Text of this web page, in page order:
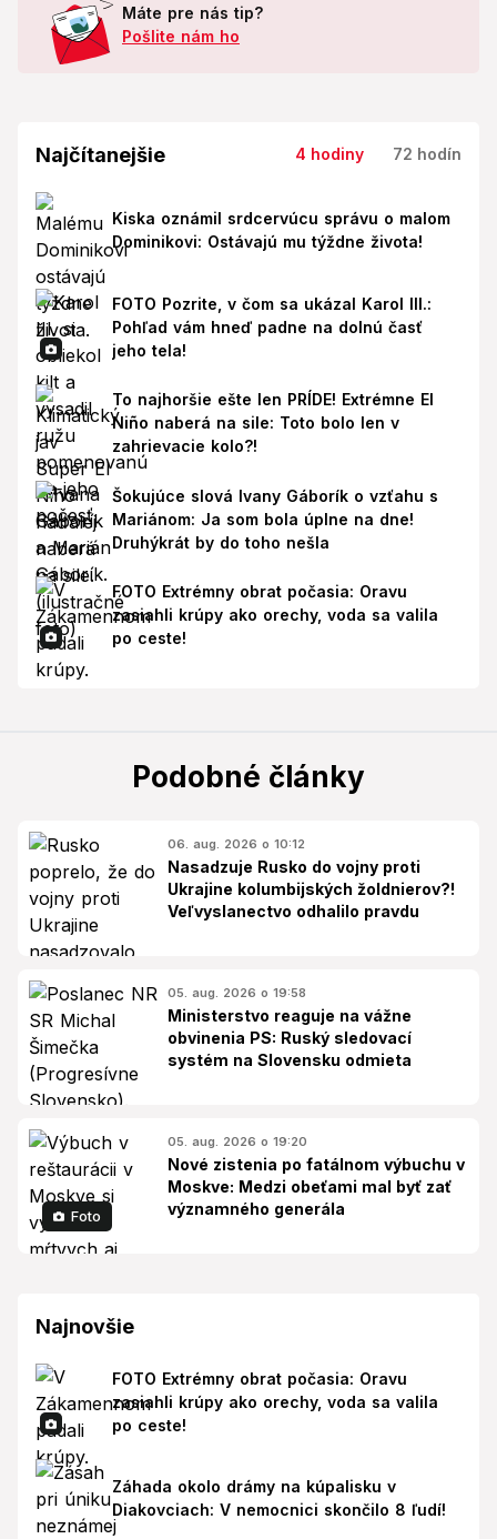
Máte pre nás tip?
Pošlite nám ho
Najčítanejšie 4 hodiny 72 hodín
Kiska oznámil srdcervúcu správu o malom
Dominikovi: Ostávajú mu týždne života!
FOTO Pozrite, v čom sa ukázal Karol III.:
Pohľad vám hneď padne na dolnú časť
jeho tela!
To najhoršie ešte len PRÍDE! Extrémne El
Niño naberá na sile: Toto bolo len v
zahrievacie kolo?!
Šokujúce slová Ivany Gáborík o vzťahu s
Mariánom: Ja som bola úplne na dne!
Druhýkrát by do toho nešla
FOTO Extrémny obrat počasia: Oravu
zasiahli krúpy ako orechy, voda sa valila
po ceste!
Podobné články
06. aug. 2026 o 10:12
Nasadzuje Rusko do vojny proti
Ukrajine kolumbijských žoldnierov?!
Veľvyslanectvo odhalilo pravdu
05. aug. 2026 o 19:58
Ministerstvo reaguje na vážne
obvinenia PS: Ruský sledovací
systém na Slovensku odmieta
Foto
05. aug. 2026 o 19:20
Nové zistenia po fatálnom výbuchu v
Moskve: Medzi obeťami mal byť zať
významného generála
Najnovšie
FOTO Extrémny obrat počasia: Oravu
zasiahli krúpy ako orechy, voda sa valila
po ceste!
Záhada okolo drámy na kúpalisku v
Diakovciach: V nemocnici skončilo 8 ľudí!